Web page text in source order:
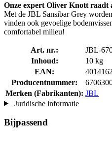
Onze expert Oliver Knott raadt
Met de JBL Sansibar Grey
vinden ook gevoelige
comfortabel milieu!
Art. nr.:
JBL-
Inhoud:
10 kg
EAN:
Producentnummer:
Merken (Fabrikanten): JBL
Juridische informatie
Bijpassend